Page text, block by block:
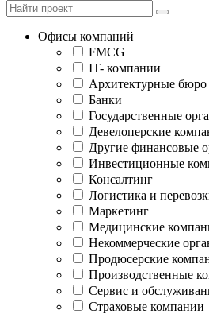
Офисы компаний
FMCG
IT- компании
Архитектурные бюро
Банки
Государственные
Девелоперские
Другие финансовые
Инвестиционные
Консалтинг
Логистика и
Маркетинг
Медицинские
Некоммерческие
Продюсерские
Производственные
Сервис и
Страховые компании